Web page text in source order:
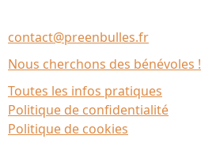
contact@preenbulles.fr
Nous cherchons des bénévoles !
Toutes les infos pratiques
Politique de confidentialité
Politique de cookies